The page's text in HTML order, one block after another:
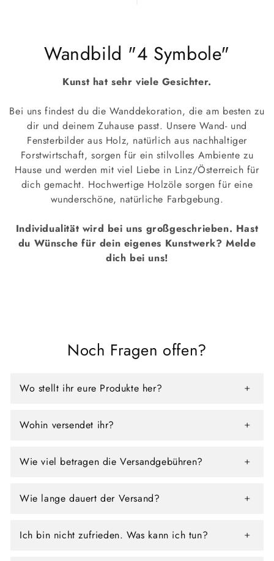
K
t
e
g
o
r
i
e
Wandbild "4 Symbole"
Kunst hat sehr viele Gesichter.
Bei uns findest du die Wanddekoration, die am besten zu
dir und deinem Zuhause passt. Unsere Wand- und
Fensterbilder aus Holz, natürlich aus nachhaltiger
Forstwirtschaft, sorgen für ein stilvolles Ambiente zu
Hause und werden mit viel Liebe in Linz/Österreich für
dich gemacht. Hochwertige Holzöle sorgen für eine
wunderschöne, natürliche Farbgebung.
Individualität wird bei uns großgeschrieben. Hast
du Wünsche für dein eigenes Kunstwerk? Melde
dich bei uns!
Noch Fragen offen?
Wo stellt ihr eure Produkte her?
Wohin versendet ihr?
Wie viel betragen die Versandgebühren?
Wie lange dauert der Versand?
Ich bin nicht zufrieden. Was kann ich tun?